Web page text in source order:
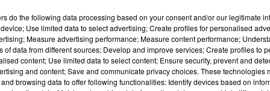
continue de travailler d'arrache-pied pour séduire ses fans
jour.
a posté une vidéo qui a fait fureur sur son compte
1,1 million d'abonnés un extrait d'un nouveau
inédit.
do the following data processing based on your consent and/or our legitimate
Use limited data to select advertising; Create profiles for personalised
Measure advertising performance; Measure content performance;
of data from different sources; Develop and improve services; Create profiles to
content; Use limited data to select content; Ensure security, prevent and
and content; Save and communicate privacy choices. These technologies
browsing data to offer following functionalities: Identify devices based on